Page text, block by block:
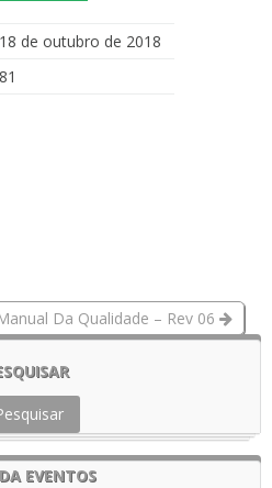
18 de outubro de 2018
81
Da Qualidade – Rev 06
EVENTOS